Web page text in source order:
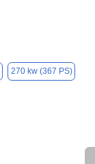
270 kw (367 PS)